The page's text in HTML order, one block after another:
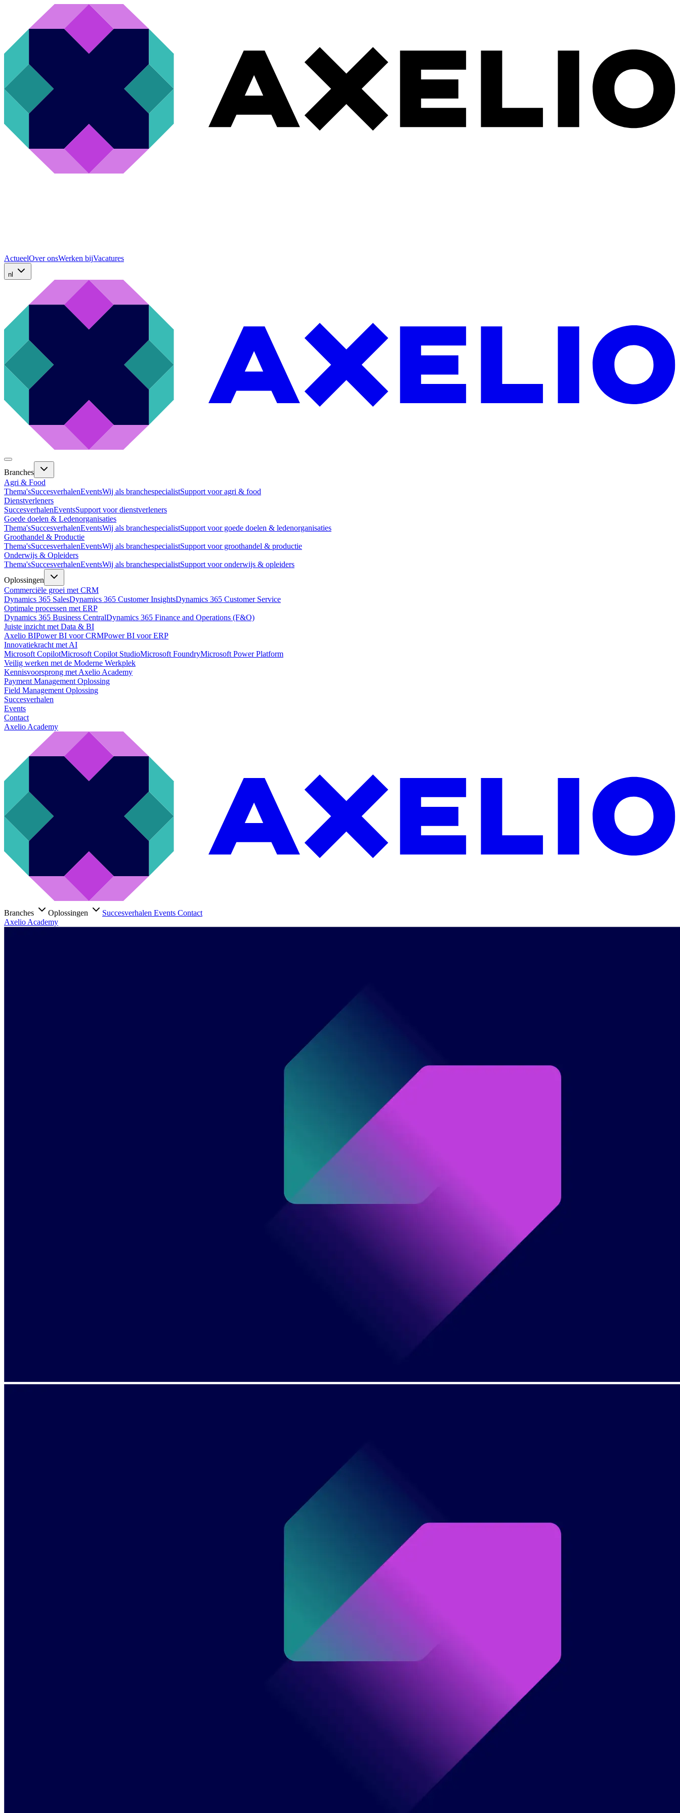
ActueelOver onsWerken bijVacatures
nl
Branches
Agri & Food
Thema'sSuccesverhalenEventsWij als branchespecialistSupport voor agri & food
Dienstverleners
SuccesverhalenEventsSupport voor dienstverleners
Goede doelen & Ledenorganisaties
Thema'sSuccesverhalenEventsWij als branchespecialistSupport voor goede doelen & ledenorganisaties
Groothandel & Productie
Thema'sSuccesverhalenEventsWij als branchespecialistSupport voor groothandel & productie
Onderwijs & Opleiders
Thema'sSuccesverhalenEventsWij als branchespecialistSupport voor onderwijs & opleiders
Oplossingen
Commerciële groei met CRM
Dynamics 365 SalesDynamics 365 Customer InsightsDynamics 365 Customer Service
Optimale processen met ERP
Dynamics 365 Business CentralDynamics 365 Finance and Operations (F&O)
Juiste inzicht met Data & BI
Axelio BIPower BI voor CRMPower BI voor ERP
Innovatiekracht met AI
Microsoft CopilotMicrosoft Copilot StudioMicrosoft FoundryMicrosoft Power Platform
Veilig werken met de Moderne Werkplek
Kennisvoorsprong met Axelio Academy
Payment Management Oplossing
Field Management Oplossing
Succesverhalen
Events
Contact
Axelio Academy
Branches Oplossingen Succesverhalen Events Contact
Axelio Academy